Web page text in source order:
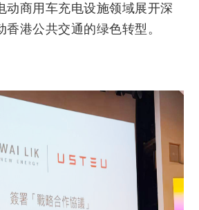
动商用车充电设施领域展开深
香港公共交通的绿色转型。